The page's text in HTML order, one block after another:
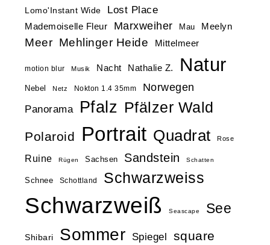
Lomo'Instant Wide Lost Place
Mademoiselle Fleur Marxweiher Mau Meelyn
Meer Mehlinger Heide Mittelmeer
motion blur Musik Nacht Nathalie Z. Natur
Nebel Netz Nokton 1.4 35mm Norwegen
Panorama Pfalz Pfälzer Wald
Polaroid Portrait Quadrat Rose
Ruine Rügen Sachsen Sandstein Schatten
Schnee Schottland Schwarzweiss
Schwarzweiß Seascape See
Shibari Sommer Spiegel square